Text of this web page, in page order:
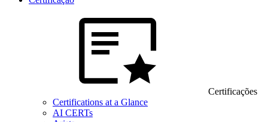
Certificações
Certifications at a Glance
AI CERTs